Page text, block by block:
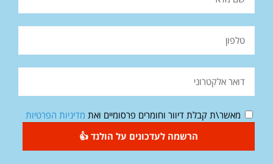
מאשר\ת קבלת דיוור וחומרים פרסומיים ואת מדיניות הפרטיות
הרשמה לעדכונים על הולנד 👍